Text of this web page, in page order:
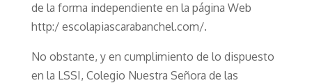
de la forma independiente en la página Web
http:/ escolapiascarabanchel.com/.
No obstante, y en cumplimiento de lo dispuesto
en la LSSI, Colegio Nuestra Señora de las